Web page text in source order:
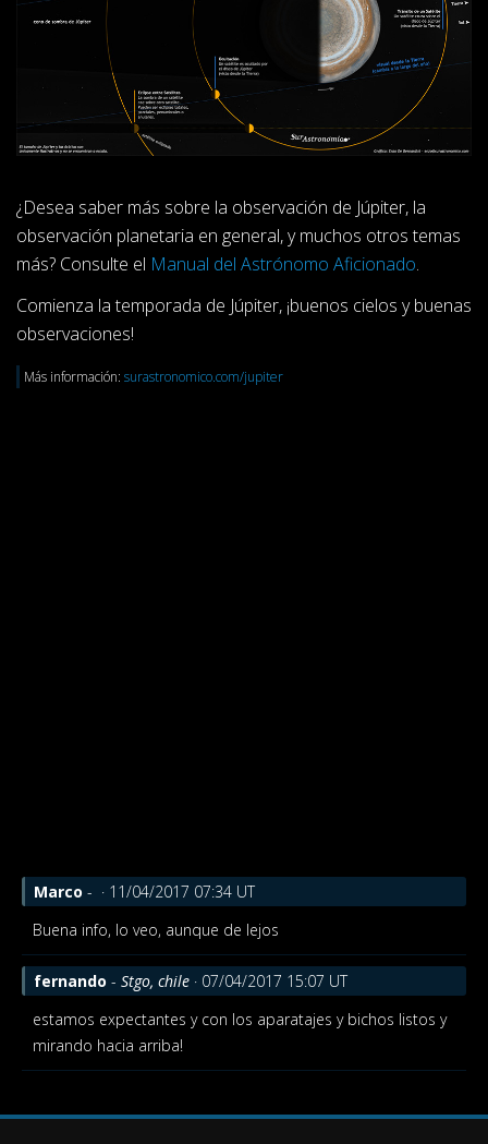
¿Desea saber más sobre la observación de Júpiter, la
observación planetaria en general, y muchos otros temas
más? Consulte el Manual del Astrónomo Aficionado.
Comienza la temporada de Júpiter, ¡buenos cielos y buenas
observaciones!
Más información: surastronomico.com/jupiter
Marco - · 11/04/2017 07:34 UT
Buena info, lo veo, aunque de lejos
fernando - Stgo, chile · 07/04/2017 15:07 UT
estamos expectantes y con los aparatajes y bichos listos y
mirando hacia arriba!